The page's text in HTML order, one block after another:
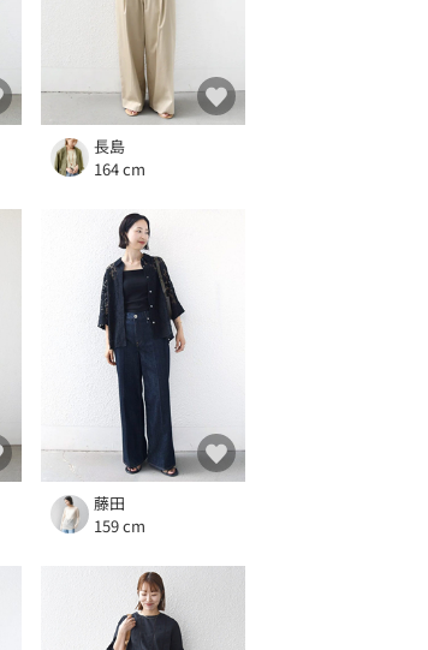
長島
164 cm
藤田
159 cm